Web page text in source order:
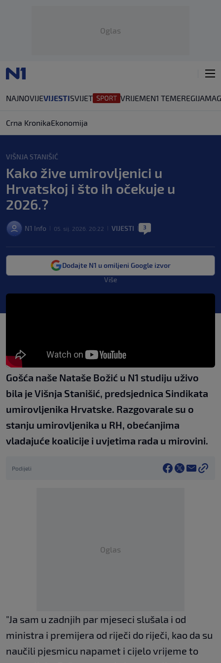
Oglas
NAJNOVIJEVIJESTISVIJET VRIJEMEN1 TEMEREGIJA
Crna KronikaEkonomija
VIŠNJA STANIŠIĆ
Kako žive umirovljenici u
Hrvatskoj i što ih očekuje u
2026.?
N1 Info 05. sij. 2026. 20:22 VIJESTI 3
Dodajte N1 u omiljeni Google izvor
Više
Gošća naše Nataše Božić u N1 studiju uživo
bila je Višnja Stanišić, predsjednica Sindikata
umirovljenika Hrvatske. Razgovarale su o
stanju umirovljenika u RH, obećanjima
vladajuće koalicije i uvjetima rada u mirovini.
Podijeli
Oglas
"Ja sam u zadnjih par mjeseci slušala i od
ministra i premijera od riječi do riječi, kao da su
naučili pjesmicu napamet i cijelo vrijeme to